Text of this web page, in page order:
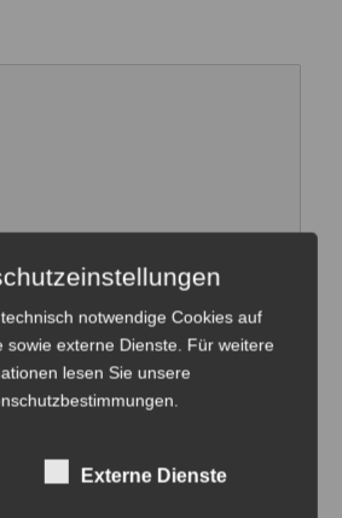
notwendige Cookies auf
sowie externe Dienste. Für weitere
lesen Sie unsere
.
Externe Dienste